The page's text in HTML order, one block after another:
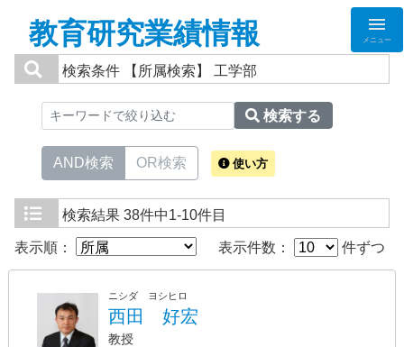
教育研究業績情報 メニュー
検索条件 【所属検索】 工学部
検索する
AND検索 OR検索 使い方
検索結果 38件中1-10件目
表示順： 表示件数： 件ずつ
ニシダ ヨシヒロ
西田 好宏
教授